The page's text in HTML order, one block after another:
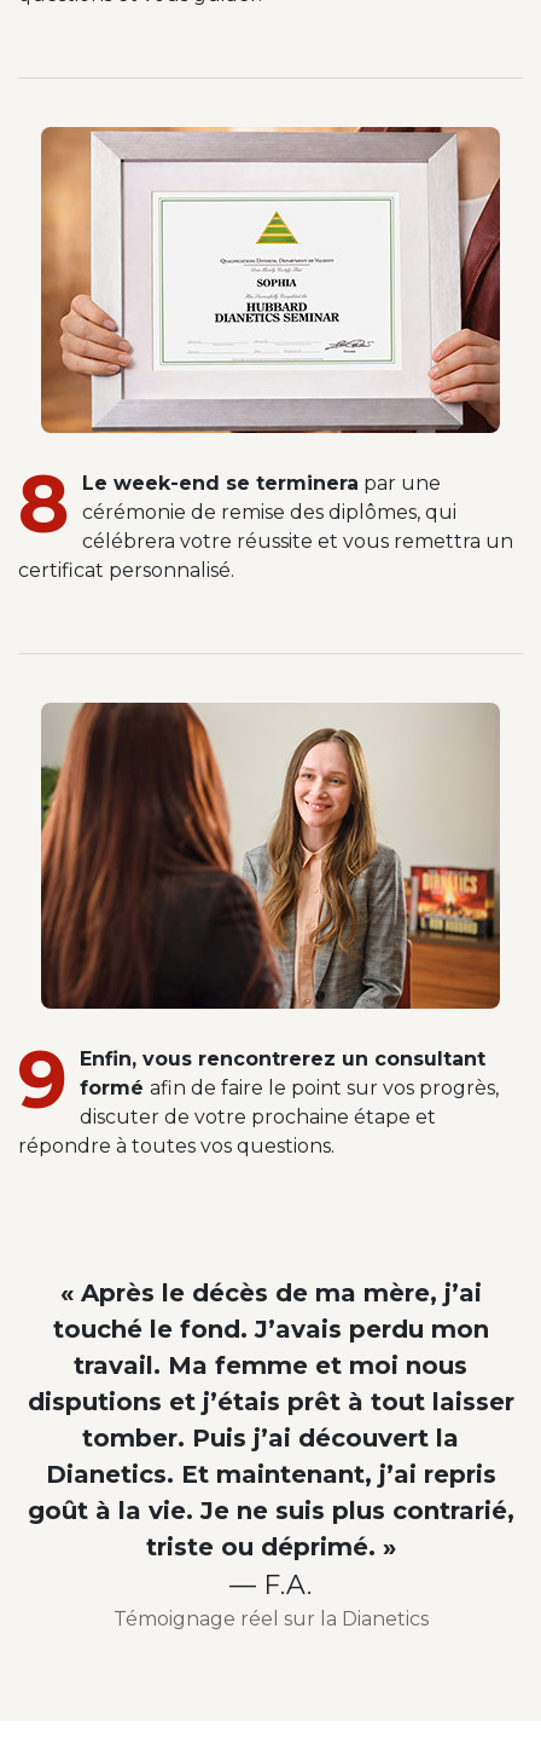
8 Le week-end se terminera par une
cérémonie de remise des diplômes, qui
célébrera votre réussite et vous remettra un
certificat personnalisé.
9
Enfin, vous rencontrerez un consultant
formé afin de faire le point sur vos progrès,
discuter de votre prochaine étape et
répondre à toutes vos questions.
« Après le décès de ma mère, j’ai
touché le fond. J’avais perdu mon
travail. Ma femme et moi nous
disputions et j’étais prêt à tout laisser
tomber. Puis j’ai découvert la
Dianetics. Et maintenant, j’ai repris
goût à la vie. Je ne suis plus contrarié,
triste ou déprimé. »
— F.A.
Témoignage réel sur la Dianetics